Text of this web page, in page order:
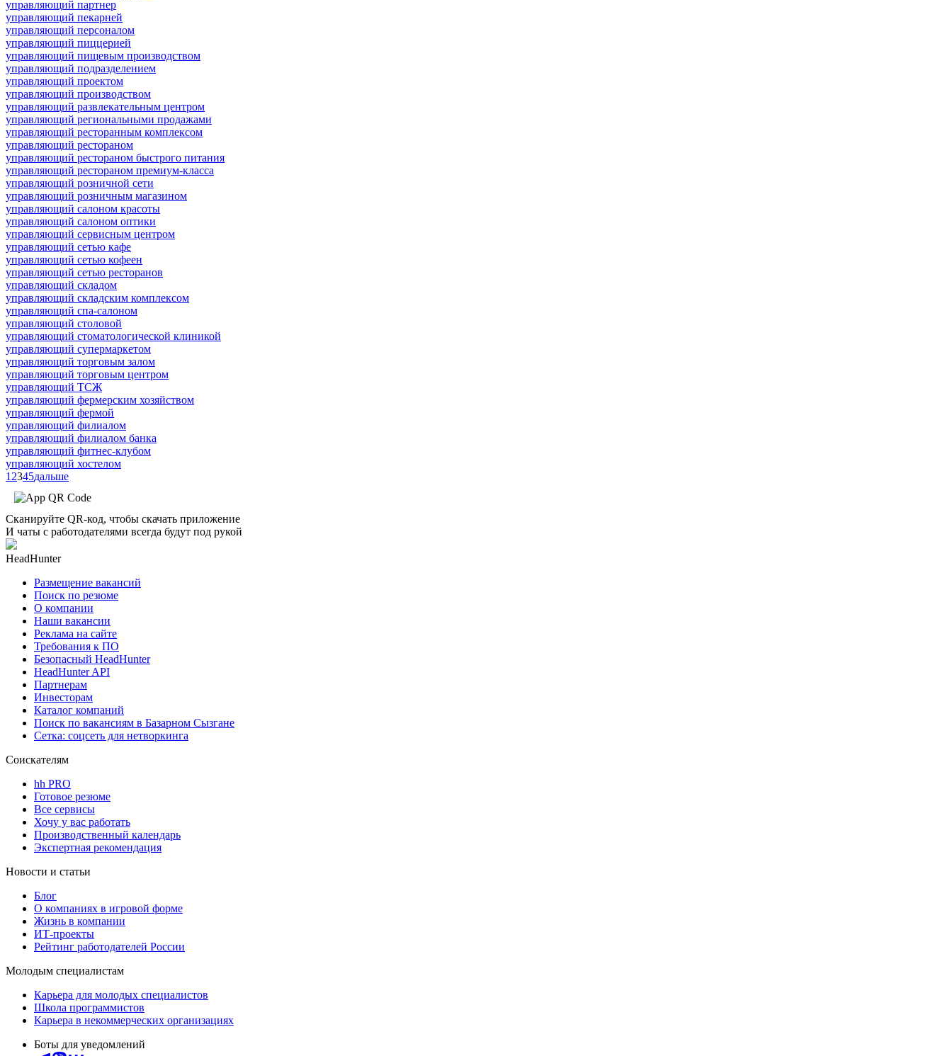
управляющий партнер
управляющий пекарней
управляющий персоналом
управляющий пиццерией
управляющий пищевым производством
управляющий подразделением
управляющий проектом
управляющий производством
управляющий развлекательным центром
управляющий региональными продажами
управляющий ресторанным комплексом
управляющий рестораном
управляющий рестораном быстрого питания
управляющий рестораном премиум-класса
управляющий розничной сети
управляющий розничным магазином
управляющий салоном красоты
управляющий салоном оптики
управляющий сервисным центром
управляющий сетью кафе
управляющий сетью кофеен
управляющий сетью ресторанов
управляющий складом
управляющий складским комплексом
управляющий спа-салоном
управляющий столовой
управляющий стоматологической клиникой
управляющий супермаркетом
управляющий торговым залом
управляющий торговым центром
управляющий ТСЖ
управляющий фермерским хозяйством
управляющий фермой
управляющий филиалом
управляющий филиалом банка
управляющий фитнес-клубом
управляющий хостелом
1 2345дальше
Сканируйте QR-код, чтобы скачать приложение
И чаты с работодателями всегда будут под рукой
HeadHunter
Размещение вакансий
Поиск по резюме
О компании
Наши вакансии
Реклама на сайте
Требования к ПО
Безопасный HeadHunter
HeadHunter API
Партнерам
Инвесторам
Каталог компаний
Поиск по вакансиям в Базарном Сызгане
Сетка: соцсеть для нетворкинга
Соискателям
hh PRO
Готовое резюме
Все сервисы
Хочу у вас работать
Производственный календарь
Экспертная рекомендация
Новости и статьи
Блог
О компаниях в игровой форме
Жизнь в компании
ИТ-проекты
Рейтинг работодателей России
Молодым специалистам
Карьера для молодых специалистов
Школа программистов
Карьера в некоммерческих организациях
Боты для уведомлений